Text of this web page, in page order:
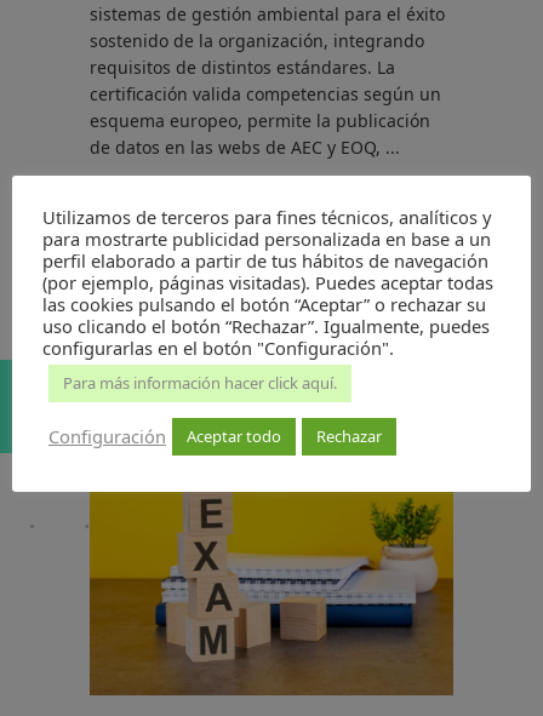
sistemas de gestión ambiental para el éxito
sostenido de la organización, integrando
requisitos de distintos estándares. La
certificación valida competencias según un
esquema europeo, permite la publicación
de datos en las webs de AEC y EOQ,
Por Juan Antonio Caloto
7 de noviembre de 2024
Utilizamos de terceros para fines técnicos, analíticos y
para mostrarte publicidad personalizada en base a un
perfil elaborado a partir de tus hábitos de navegación
(por ejemplo, páginas visitadas). Puedes aceptar todas
las cookies pulsando el botón “Aceptar” o rechazar su
uso clicando el botón “Rechazar”. Igualmente, puedes
configurarlas en el botón "Configuración".
Para más información hacer click aquí.
Configuración Aceptar todo Rechazar